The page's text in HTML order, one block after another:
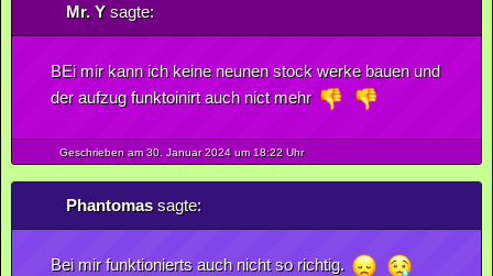
Mr. Ysagte:
BEi mir kann ich keine neunen stock werke bauen und
der aufzug funktoinirt auch nict mehr
Geschrieben am 30. Januar2024um 18:22 Uhr
Phantomassagte:
Bei mir funktionierts auch nicht so richtig.